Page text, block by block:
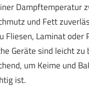
Dampftemperatur
und Fett
Fliesen, Laminat
Geräte sind leicht zu
um Keime und
ist.